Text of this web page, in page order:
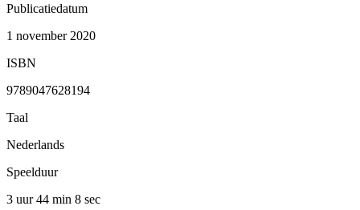
Publicatiedatum
1 november 2020
ISBN
9789047628194
Taal
Nederlands
Speelduur
3 uur 44 min 8 sec